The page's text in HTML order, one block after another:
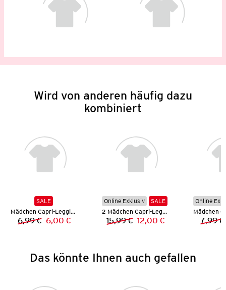
Wird von anderen häufig dazu
kombiniert
SALE
Mädchen Capri-Leggings
Vorheriger Preis:
6,99 € Neuer Preis:
6,00 €
Online Exklusiv
SALE
2 Mädchen Capri-Leggings
Vorheriger Preis:
15,99 € Neuer Preis:
12,00 €
Online
7,99 €
Das könnte Ihnen auch gefallen